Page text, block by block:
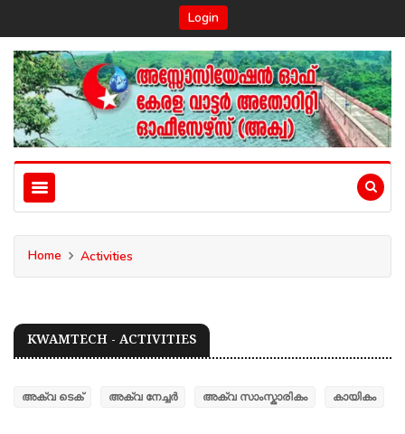
Login
Home Activities
KWAMTECH - ACTIVITIES
അക്വ ടെക് അക്വ നേച്ചർ അക്വ സാംസ്കാരികം കായികം